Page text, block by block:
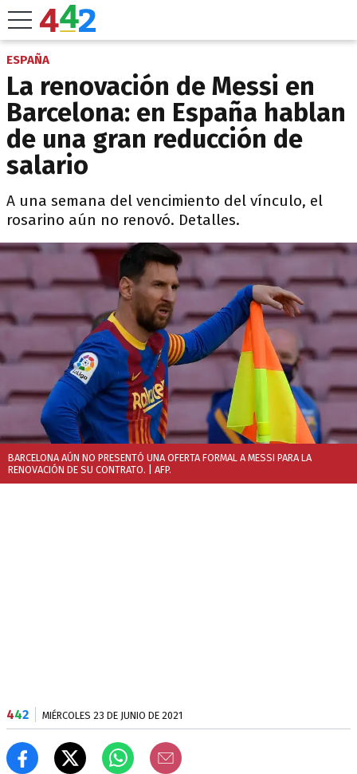
ESPAÑA
La renovación de Messi en
Barcelona: en España hablan
de una gran reducción de
salario
A una semana del vencimiento del vínculo, el
rosarino aún no renovó. Detalles.
BARCELONA AÚN NO PRESENTÓ UNA OFERTA FORMAL A MESSI PARA LA
RENOVACIÓN DE SU CONTRATO. | AFP.
442 MIÉRCOLES 23 DE JUNIO DE 2021